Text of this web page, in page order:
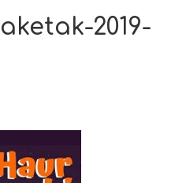
2019-